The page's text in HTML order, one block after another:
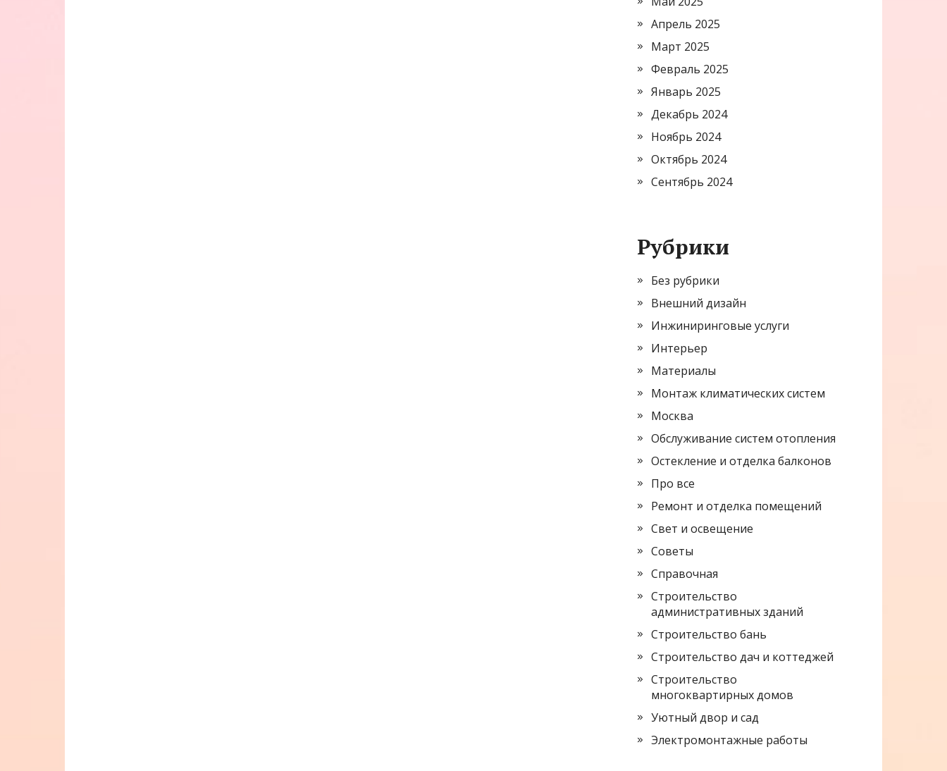
Апрель 2025
Март 2025
Февраль 2025
Январь 2025
Декабрь 2024
Ноябрь 2024
Октябрь 2024
Сентябрь 2024
Рубрики
Без рубрики
Внешний дизайн
Инжиниринговые услуги
Интерьер
Материалы
Монтаж климатических систем
Москва
Обслуживание систем отопления
Остекление и отделка балконов
Про все
Ремонт и отделка помещений
Свет и освещение
Советы
Справочная
Строительство
административных зданий
Строительство бань
Строительство дач и коттеджей
Строительство
многоквартирных домов
Уютный двор и сад
Электромонтажные работы